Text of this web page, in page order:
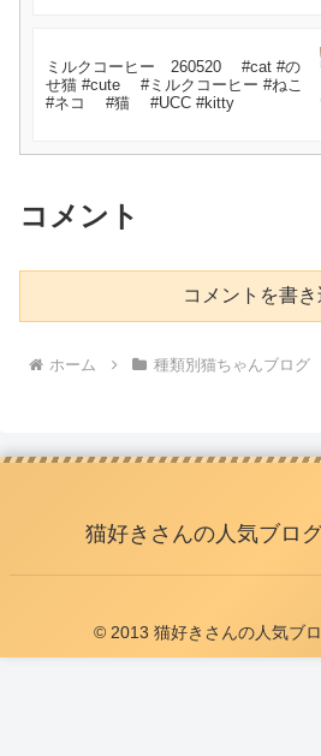
ミルクコーヒー 260520 #cat #の
せ猫 #cute #ミルクコーヒー #ねこ
#ネコ #猫 #UCC #kitty
コメント
コメントを書き
ホーム 種類別猫ちゃんブログ
猫好きさんの人気ブロ
© 2013 猫好きさんの人気ブ